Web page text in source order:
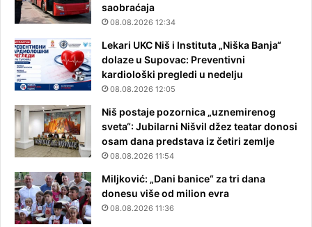
saobraćaja
08.08.2026 12:34
Lekari UKC Niš i Instituta „Niška Banja“
dolaze u Supovac: Preventivni
kardiološki pregledi u nedelju
08.08.2026 12:05
Niš postaje pozornica „uznemirenog
sveta“: Jubilarni Nišvil džez teatar donosi
osam dana predstava iz četiri zemlje
08.08.2026 11:54
Miljković: „Dani banice“ za tri dana
donesu više od milion evra
08.08.2026 11:36